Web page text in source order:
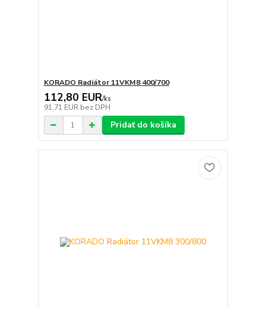
KORADO Radiátor 11VKM8 400/700
112,80 EUR/ks
91,71 EUR bez DPH
Pridať do košíka